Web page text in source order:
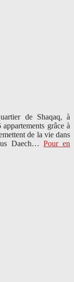
de Shaqaq, à
grâce à
de la vie dans
Daech… Pour en